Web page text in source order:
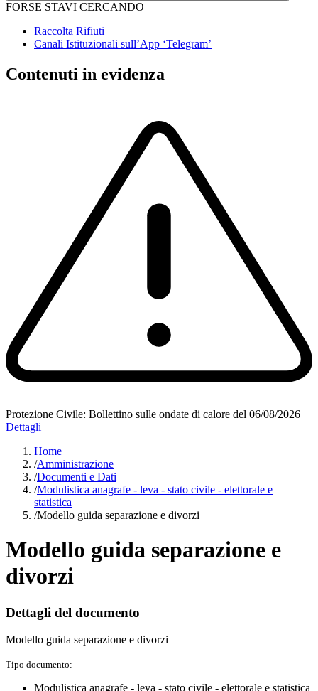
FORSE STAVI CERCANDO
Raccolta Rifiuti
Canali Istituzionali sull’App ‘Telegram’
Contenuti in evidenza
Protezione Civile: Bollettino sulle ondate di calore del 06/08/2026
Dettagli
Home
/Amministrazione
/Documenti e Dati
/Modulistica anagrafe - leva - stato civile - elettorale e
statistica
/Modello guida separazione e divorzi
Modello guida separazione e
divorzi
Dettagli del documento
Modello guida separazione e divorzi
Tipo documento:
Modulistica anagrafe - leva - stato civile - elettorale e statistica